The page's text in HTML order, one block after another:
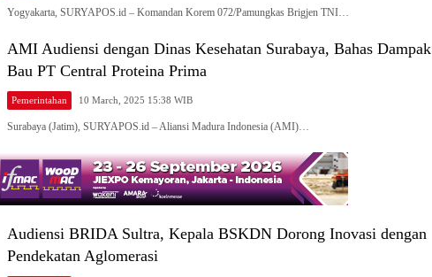
Yogyakarta, SURYAPOS.id – Komandan Korem 072/Pamungkas Brigjen TNI…
AMI Audiensi dengan Dinas Kesehatan Surabaya, Bahas Dampak
Bau PT Central Proteina Prima
Pemerintahan 10 March, 2025 15:38 WIB
Surabaya (Jatim), SURYAPOS.id – Aliansi Madura Indonesia (AMI)…
Audiensi BRIDA Sultra, Kepala BSKDN Dorong Inovasi dengan
Pendekatan Aglomerasi